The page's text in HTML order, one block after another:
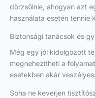
dörzsölnie, ahogyan azt
használata esetén tennie
Biztonsági tanácsok és
Még egy jól kidolgozott
megnehezítheti a
esetekben akár
Soha ne keverjen